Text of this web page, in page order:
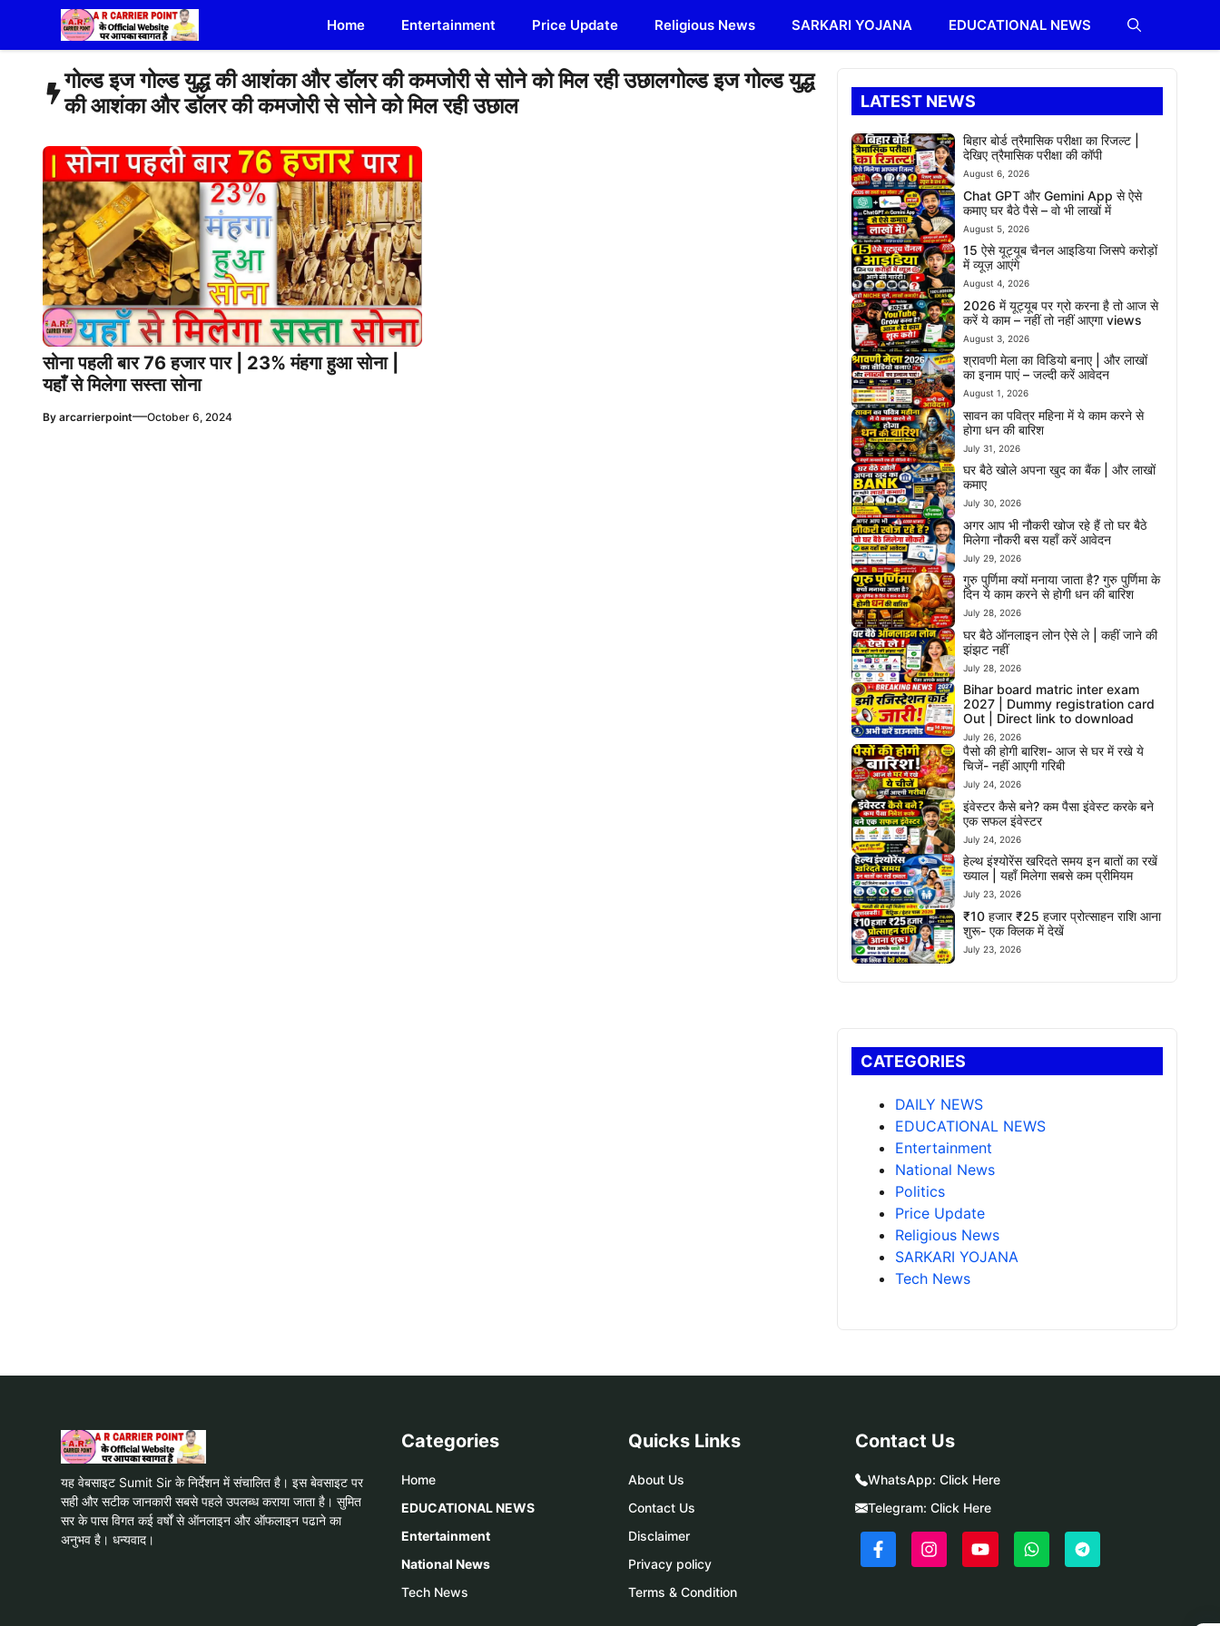
content
Home Entertainment Price Update Religious News SARKARI YOJANA EDUCATIONAL NEWS
गोल्ड इज गोल्ड युद्ध की आशंका और डॉलर की कमजोरी से सोने को मिल रही उछालगोल्ड इज गोल्ड युद्ध
की आशंका और डॉलर की कमजोरी से सोने को मिल रही उछाल
सोना पहली बार 76 हजार पार | 23% मंहगा हुआ सोना |
यहाँ से मिलेगा सस्ता सोना
By arcarrierpoint—October 6, 2024
LATEST NEWS
बिहार बोर्ड त्रैमासिक परीक्षा का रिजल्ट |
देखिए त्रैमासिक परीक्षा की कॉपी
August 6, 2026
Chat GPT और Gemini App से ऐसे
कमाए घर बैठे पैसे – वो भी लाखों में
August 5, 2026
15 ऐसे यूट्यूब चैनल आइडिया जिसपे करोड़ों
में व्यूज़ आएंगे
August 4, 2026
2026 में यूट्यूब पर ग्रो करना है तो आज से
करें ये काम – नहीं तो नहीं आएगा views
August 3, 2026
श्रावणी मेला का विडियो बनाए | और लाखों
का इनाम पाएं – जल्दी करें आवेदन
August 1, 2026
सावन का पवित्र महिना में ये काम करने से
होगा धन की बारिश
July 31, 2026
घर बैठे खोले अपना खुद का बैंक | और लाखों
कमाए
July 30, 2026
अगर आप भी नौकरी खोज रहे हैं तो घर बैठे
मिलेगा नौकरी बस यहाँ करें आवेदन
July 29, 2026
गुरु पुर्णिमा क्यों मनाया जाता है? गुरु पुर्णिमा के
दिन ये काम करने से होगी धन की बारिश
July 28, 2026
घर बैठे ऑनलाइन लोन ऐसे ले | कहीं जाने की
झंझट नहीं
July 28, 2026
Bihar board matric inter exam
2027 | Dummy registration card
Out | Direct link to download
July 26, 2026
पैसो की होगी बारिश- आज से घर में रखे ये
चिजें- नहीं आएगी गरिबी
July 24, 2026
इंवेस्टर कैसे बने? कम पैसा इंवेस्ट करके बने
एक सफल इंवेस्टर
July 24, 2026
हेल्थ इंश्योरेंस खरिदते समय इन बातों का रखें
ख्याल | यहाँ मिलेगा सबसे कम प्रीमियम
July 23, 2026
₹10 हजार ₹25 हजार प्रोत्साहन राशि आना
शुरू- एक क्लिक में देखें
July 23, 2026
CATEGORIES
DAILY NEWS
EDUCATIONAL NEWS
Entertainment
National News
Politics
Price Update
Religious News
SARKARI YOJANA
Tech News
यह वेबसाइट Sumit Sir के निर्देशन में संचालित है। इस बेवसाइट पर
सही और सटीक जानकारी सबसे पहले उपलब्ध कराया जाता है। सुमित
सर के पास विगत कई वर्षों से ऑनलाइन और ऑफलाइन पढाने का
अनुभव है। धन्यवाद।
Categories
Home
EDUCATIONAL NEWS
Entertainment
National News
Tech News
Quicks Links
About Us
Contact Us
Disclaimer
Privacy policy
Terms & Condition
Contact Us
WhatsApp: Click Here
Telegram: Click Here